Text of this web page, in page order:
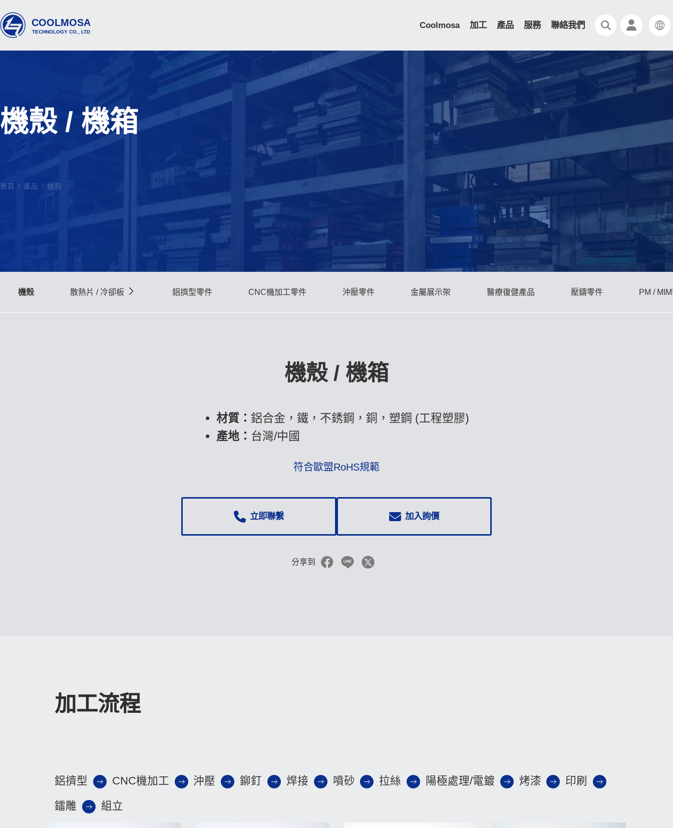
Coolmosa 加工 產品
冷鍛式散熱片 / IGBT散熱片 / 冷卻
鏟削式散熱片
服務 聯絡我們
機殼 / 機箱
首頁/ 產品 / 機殼
機殼 散熱片 / 冷卻板 鋁擠型零件 CNC機加工零件 沖壓零件 金屬展示架 醫療復健產品 壓鑄零件 PM /
機殼 / 機箱
材質： 鋁合金，鐵，不銹鋼，銅，塑鋼 (工程塑膠)
產地： 台灣/中國
符合歐盟RoHS規範
立即聯繫 加入詢價
分享到
加工流程
鋁擠型 CNC機加工 沖壓 鉚釘 焊接 噴砂 拉絲 陽極處理/電鍍 烤漆
印刷
鐳雕
組立